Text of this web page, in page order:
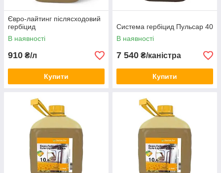
Євро-лайтинг післясходовий
гербіцид
В наявності
910 ₴/л
Купити
Система гербіцид Пульсар 40
В наявності
7 540 ₴/каністра
Купити